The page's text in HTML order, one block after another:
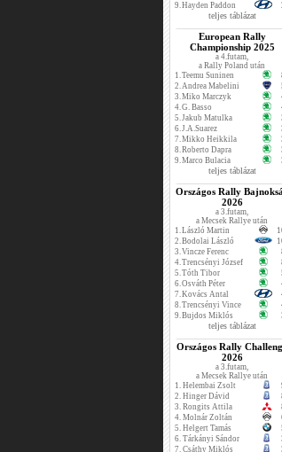
9.Hayden Paddon
teljes táblázat
European Rally
Championship 2025
a 4.futam,
a Rally Poland után
1.Teemu Suninen
2.Andrea Mabelini
3.Miko Marczyk
4.G. Basso
5.Jakub Matulka
6.J.A.Suarez
7.Mikko Heikkila
8.Roberto Dapra
9.Marco Bulacia
teljes táblázat
Országos Rally
2026
a 3.futam,
a Mecsek Rallye után
1.László Martin
2.Bodolai László
3.Vincze Ferenc
4.Trencsényi József
5.Tóth Tibor
6.Osváth Péter
7.Kovács Antal
8.Trencsényi Vince
9.Bujdos Miklós
teljes táblázat
Országos Rally
2026
a 3.futam,
a Mecsek Rallye után
1. Helembai Zsolt
2. Hinger Dávid
3. Rongits Attila
4. Molnár Zoltán
5. Helgert Tamás
6. Tárkányi Sándor
7. Csáthy Miklós